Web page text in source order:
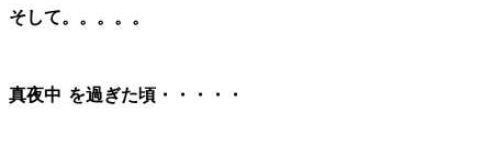
そして。。。。。
真夜中 を過ぎた頃・・・・・